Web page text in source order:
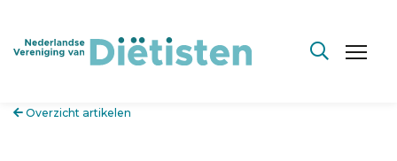
Overzicht artikelen